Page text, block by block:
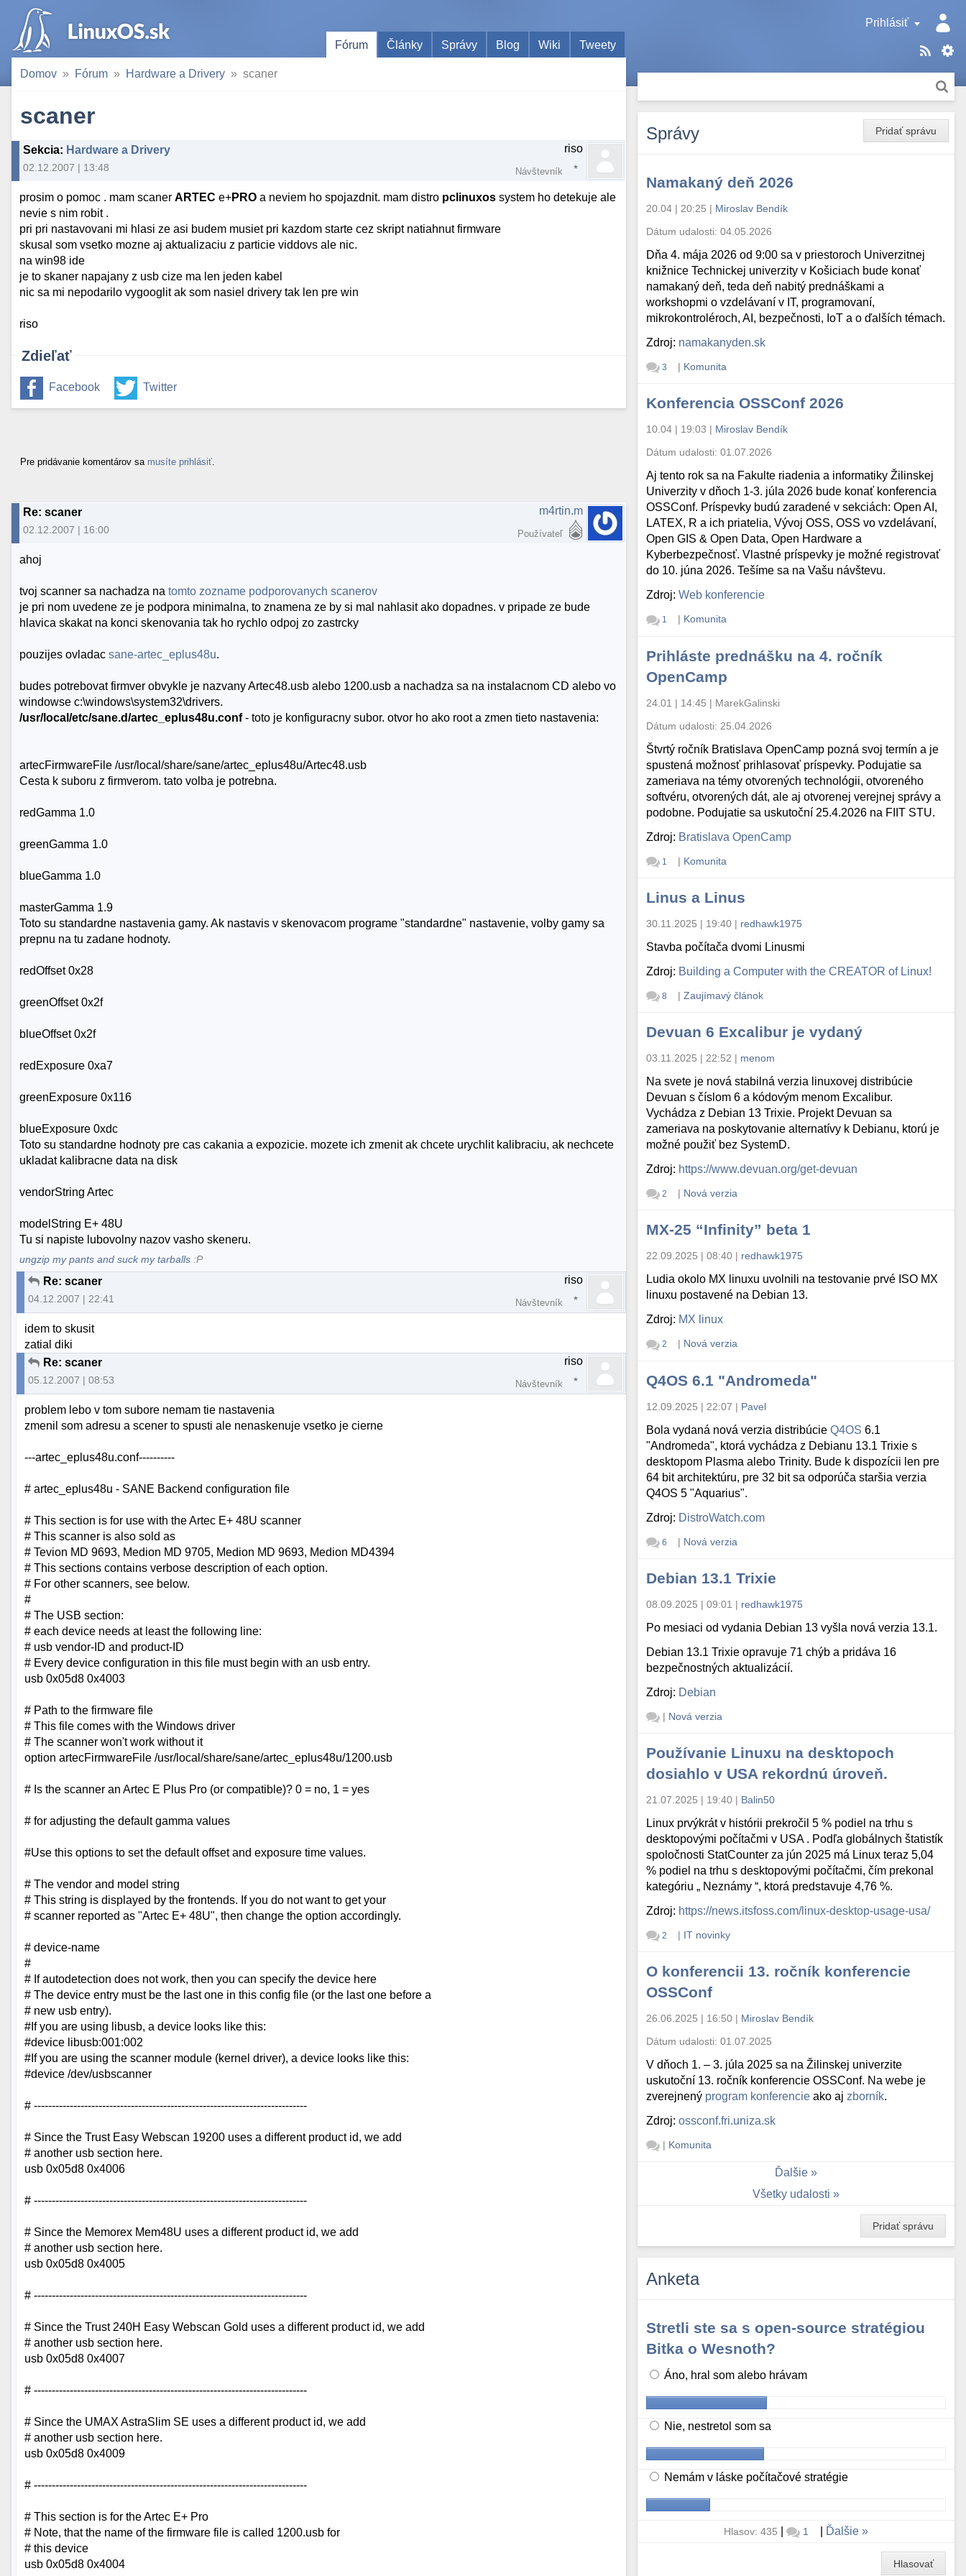
Prihlásiť
Fórum
Články Správy Blog Wiki Tweety
Domov Fórum Hardware a Drivery scaner
scaner
Sekcia: Hardware a Drivery
02.12.2007 | 13:48
riso
Návštevník
prosim o pomoc . mam scanerARTEC e+PRO a neviem ho spojazdnit. mam distro pclinuxos system ho detekuje ale
nevie s nim robit .
pri pri nastavovani mi hlasi ze asi budem musiet pri kazdom starte cez skript natiahnut firmware
skusal som vsetko mozne aj aktualizaciu z particie viddovs ale nic.
na win98 ide
je to skaner napajany z usb cize ma len jeden kabel
nic sa mi nepodarilo vygooglit ak som nasiel drivery tak len pre win
riso
Zdieľať
Facebook Twitter
Pre pridávanie komentárov sa musíte prihlásiť
Re: scaner
02.12.2007 | 16:00
m4rtin.m
Používateľ
ahoj
tvoj scanner sa nachadza natomto zozname podporovanych scanerov
je pri nom uvedene ze je podpora minimalna, to znamena ze by si mal nahlasit ako dopadnes. v pripade ze bude
hlavica skakat na konci skenovania tak ho rychlo odpoj zo zastrcky
pouzijes ovladacsane-artec_eplus48u.
budes potrebovat firmver obvykle je nazvany Artec48.usb alebo 1200.usb a nachadza sa na instalacnom CD alebo vo
windowse c:\windows\system32\drivers.
/usr/local/etc/sane.d/artec_eplus48u.conf- toto je konfiguracny subor. otvor ho ako root a zmen tieto nastavenia:
artecFirmwareFile /usr/local/share/sane/artec_eplus48u/Artec48.usb
Cesta k suboru z firmverom. tato volba je potrebna.
redGamma 1.0
greenGamma 1.0
blueGamma 1.0
masterGamma 1.9
Toto su standardne nastavenia gamy. Ak nastavis v skenovacom programe "standardne" nastavenie, volby gamy sa
prepnu na tu zadane hodnoty.
redOffset 0x28
greenOffset 0x2f
blueOffset 0x2f
redExposure 0xa7
greenExposure 0x116
blueExposure 0xdc
Toto su standardne hodnoty pre cas cakania a expozicie. mozete ich zmenit ak chcete urychlit kalibraciu, ak nechcete
ukladat kalibracne data na disk
vendorString Artec
modelString E+ 48U
Tu si napiste lubovolny nazov vasho skeneru.
ungzip my pants and suck my tarballs :P
Re: scaner
04.12.2007 | 22:41
riso
Návštevník
idem to skusit
zatial diki
Re: scaner
05.12.2007 | 08:53
riso
Návštevník
problem lebo v tom subore nemam tie nastavenia
zmenil som adresu a scener to spusti ale nenaskenuje vsetko je cierne
---artec_eplus48u.conf----------
# artec_eplus48u - SANE Backend configuration file
# This section is for use with the Artec E+ 48U scanner
# This scanner is also sold as
# Tevion MD 9693, Medion MD 9705, Medion MD 9693, Medion MD4394
# This sections contains verbose description of each option.
# For other scanners, see below.
#
# The USB section:
# each device needs at least the following line:
# usb vendor-ID and product-ID
# Every device configuration in this file must begin with an usb entry.
usb 0x05d8 0x4003
# Path to the firmware file
# This file comes with the Windows driver
# The scanner won't work without it
option artecFirmwareFile /usr/local/share/sane/artec_eplus48u/1200.usb
# Is the scanner an Artec E Plus Pro (or compatible)? 0 = no, 1 = yes
# for adjusting the default gamma values
#Use this options to set the default offset and exposure time values.
# The vendor and model string
# This string is displayed by the frontends. If you do not want to get your
# scanner reported as "Artec E+ 48U", then change the option accordingly.
# device-name
#
# If autodetection does not work, then you can specify the device here
# The device entry must be the last one in this config file (or the last one before a
# new usb entry).
#If you are using libusb, a device looks like this:
#device libusb:001:002
#If you are using the scanner module (kernel driver), a device looks like this:
#device /dev/usbscanner
# ----------------------------------------------------------------------------
# Since the Trust Easy Webscan 19200 uses a different product id, we add
# another usb section here.
usb 0x05d8 0x4006
# ----------------------------------------------------------------------------
# Since the Memorex Mem48U uses a different product id, we add
# another usb section here.
usb 0x05d8 0x4005
# ----------------------------------------------------------------------------
# Since the Trust 240H Easy Webscan Gold uses a different product id, we add
# another usb section here.
usb 0x05d8 0x4007
# ----------------------------------------------------------------------------
# Since the UMAX AstraSlim SE uses a different product id, we add
# another usb section here.
usb 0x05d8 0x4009
# ----------------------------------------------------------------------------
# This section is for the Artec E+ Pro
# Note, that the name of the firmware file is called 1200.usb for
# this device
usb 0x05d8 0x4004
Pridať správu
Správy
Namakaný deň 2026
20.04 | 20:25 | Miroslav Bendík
Dátum udalosti:04.05.2026
Dňa 4. mája 2026 od 9:00 sa v priestoroch Univerzitnej
knižnice Technickej univerzity v Košiciach bude konať
namakaný deň, teda deň nabitý prednáškami a
workshopmi o vzdelávaní v IT, programovaní,
mikrokontroléroch, AI, bezpečnosti, IoT a o ďalších témach.
Zdroj: namakanyden.sk
3 | Komunita
Konferencia OSSConf 2026
10.04 | 19:03 | Miroslav Bendík
Dátum udalosti:01.07.2026
Aj tento rok sa na Fakulte riadenia a informatiky Žilinskej
Univerzity v dňoch 1-3. júla 2026 bude konať konferencia
OSSConf. Príspevky budú zaradené v sekciách: Open AI,
LATEX, R a ich priatelia, Vývoj OSS, OSS vo vzdelávaní,
Open GIS & Open Data, Open Hardware a
Kyberbezpečnosť. Vlastné príspevky je možné registrovať
do 10. júna 2026. Tešíme sa na Vašu návštevu.
Zdroj:Web konferencie
1 | Komunita
Prihláste prednášku na 4. ročník
OpenCamp
24.01 | 14:45 | MarekGalinski
Dátum udalosti: 25.04.2026
Štvrtý ročník Bratislava OpenCamp pozná svoj termín a je
spustená možnosť prihlasovať príspevky. Podujatie sa
zameriava na témy otvorených technológii, otvoreného
softvéru, otvorených dát, ale aj otvorenej verejnej správy a
podobne. Podujatie sa uskutoční 25.4.2026 na FIIT STU.
Zdroj: Bratislava OpenCamp
1 | Komunita
Linus a Linus
30.11.2025 | 19:40 | redhawk1975
Stavba počítača dvomi Linusmi
Zdroj: Building a Computer with the CREATOR of Linux!
8 | Zaujímavý článok
Devuan 6 Excalibur je vydaný
03.11.2025 | 22:52 | menom
Na svete je nová stabilná verzia linuxovej distribúcie
Devuan s číslom 6 a kódovým menom Excalibur.
Vychádza z Debian 13 Trixie. Projekt Devuan sa
zameriava na poskytovanie alternatívy k Debianu, ktorú je
možné použiť bez SystemD.
Zdroj: https://www.devuan.org/get-devuan
2 | Nová verzia
MX-25 “Infinity” beta 1
22.09.2025 | 08:40 | redhawk1975
Ludia okolo MX linuxu uvolnili na testovanie prvé ISO MX
linuxu postavené na Debian 13.
Zdroj: MX linux
2 | Nová verzia
Q4OS 6.1 "Andromeda"
12.09.2025 | 22:07 | Pavel
Bola vydaná nová verzia distribúcieQ4OS 6.1
"Andromeda", ktorá vychádza z Debianu 13.1 Trixie s
desktopom Plasma alebo Trinity. Bude k dispozícii len pre
64 bit architektúru, pre 32 bit sa odporúča staršia verzia
Q4OS 5 "Aquarius".
Zdroj: DistroWatch.com
6 | Nová verzia
Debian 13.1 Trixie
08.09.2025 | 09:01 | redhawk1975
Po mesiaci od vydania Debian 13 vyšla nová verzia 13.1.
Debian 13.1 Trixie opravuje 71 chýb a pridáva 16
bezpečnostných aktualizácií.
Zdroj: Debian
| Nová verzia
Používanie Linuxu na desktopoch
dosiahlo v USA rekordnú úroveň.
21.07.2025 | 19:40 | Balin50
Linux prvýkrát v histórii prekročil 5 % podiel na trhu s
desktopovými počítačmi v USA . Podľa globálnych štatistík
spoločnosti StatCounter za jún 2025 má Linux teraz 5,04
% podiel na trhu s desktopovými počítačmi, čím prekonal
kategóriu „ Neznámy “, ktorá predstavuje 4,76 %.
Zdroj: https://news.itsfoss.com/linux-desktop-usage-usa/
2 | IT novinky
O konferencii 13. ročník konferencie
OSSConf
26.06.2025 | 16:50 | Miroslav Bendík
Dátum udalosti:01.07.2025
V dňoch 1. – 3. júla 2025 sa na Žilinskej univerzite
uskutoční 13. ročník konferencie OSSConf. Na webe je
zverejnený program konferencie ako aj zborník.
Zdroj:ossconf.fri.uniza.sk
| Komunita
Ďalšie
Všetky udalosti
Pridať správu
Anketa
Stretli ste sa s open-source stratégiou
Bitka o Wesnoth?
Áno, hral som alebo hrávam
Nie, nestretol som sa
Nemám v láske počítačové stratégie
Hlasov: 435 | 1 Ďalšie
Hlasovať